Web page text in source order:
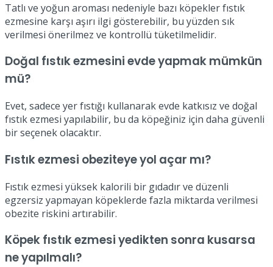
Tatlı ve yoğun aroması nedeniyle bazı köpekler fıstık
ezmesine karşı aşırı ilgi gösterebilir, bu yüzden sık
verilmesi önerilmez ve kontrollü tüketilmelidir.
Doğal fıstık ezmesini evde yapmak mümkün
mü?
Evet, sadece yer fıstığı kullanarak evde katkısız ve doğal
fıstık ezmesi yapılabilir, bu da köpeğiniz için daha güvenli
bir seçenek olacaktır.
Fıstık ezmesi obeziteye yol açar mı?
Fıstık ezmesi yüksek kalorili bir gıdadır ve düzenli
egzersiz yapmayan köpeklerde fazla miktarda verilmesi
obezite riskini artırabilir.
Köpek fıstık ezmesi yedikten sonra kusarsa
ne yapılmalı?